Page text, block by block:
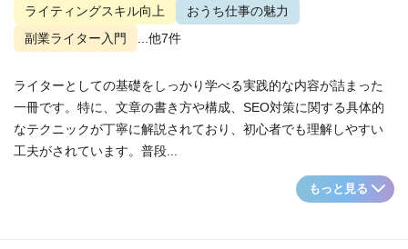
ライティングスキル向上
おうち仕事の魅力
副業ライター入門
...他7件
ライターとしての基礎をしっかり学べる実践的な内容が詰まった
一冊です。特に、文章の書き方や構成、SEO対策に関する具体的
なテクニックが丁寧に解説されており、初心者でも理解しやすい
工夫がされています。普段...
もっと見る